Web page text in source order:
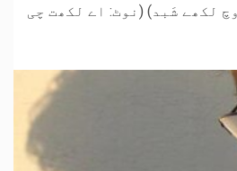
لکھے شَبد) (نوٹ: اے لکھت چی